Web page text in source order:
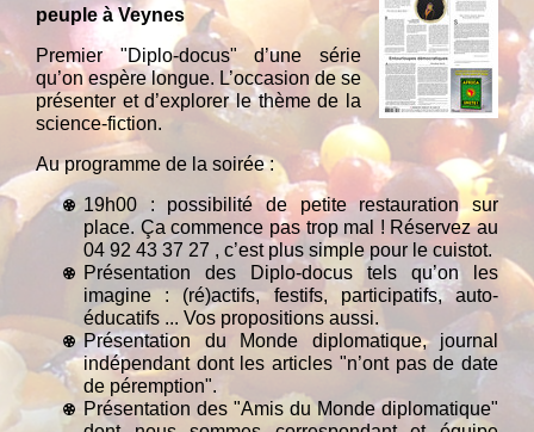
peuple à Veynes
Premier "Diplo-docus" d’une série
qu’on espère longue. L’occasion de se
présenter et d’explorer le thème de la
science-fiction.
Au programme de la soirée :
19h00 : possibilité de petite restauration sur
place. Ça commence pas trop mal ! Réservez au
04 92 43 37 27 , c’est plus simple pour le cuistot.
Présentation des Diplo-docus tels qu’on les
imagine : (ré)actifs, festifs, participatifs, auto-
éducatifs ... Vos propositions aussi.
Présentation du Monde diplomatique, journal
indépendant dont les articles "n’ont pas de date
de péremption".
Présentation des "Amis du Monde diplomatique"